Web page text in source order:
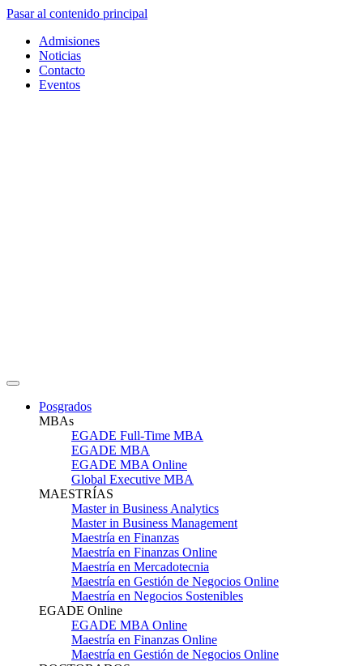
Pasar al contenido principal
Admisiones
Noticias
Contacto
Eventos
Posgrados
MBAs
EGADE Full-Time MBA
EGADE MBA
EGADE MBA Online
Global Executive MBA
MAESTRÍAS
Master in Business Analytics
Master in Business Management
Maestría en Finanzas
Maestría en Finanzas Online
Maestría en Mercadotecnia
Maestría en Gestión de Negocios Online
Maestría en Negocios Sostenibles
EGADE Online
EGADE MBA Online
Maestría en Finanzas Online
Maestría en Gestión de Negocios Online